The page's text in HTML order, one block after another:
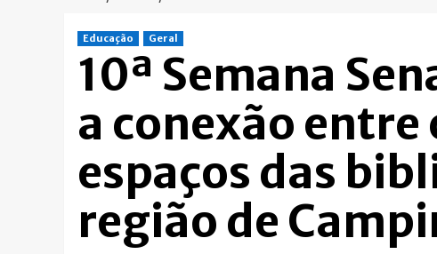
Educação Geral
10ª Semana
a conexão entre
espaços das
região de